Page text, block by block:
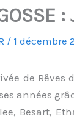
/ 1 décembre
de
années
Besart,